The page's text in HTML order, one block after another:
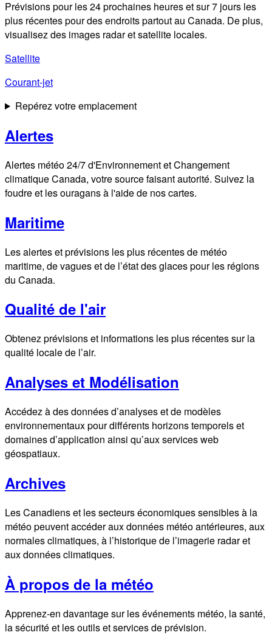
Prévisions pour les 24 prochaines heures et sur 7 jours les
plus récentes pour des endroits partout au Canada. De plus,
visualisez des images radar et satellite locales.
Satellite
Courant-jet
Repérez votre emplacement
Alertes
Alertes météo 24/7 d'Environnement et Changement
climatique Canada, votre source faisant autorité. Suivez la
foudre et les ouragans à l'aide de nos cartes.
Maritime
Les alertes et prévisions les plus récentes de météo
maritime, de vagues et de l’état des glaces pour les régions
du Canada.
Qualité de l'air
Obtenez prévisions et informations les plus récentes sur la
qualité locale de l’air.
Analyses et Modélisation
Accédez à des données d’analyses et de modèles
environnementaux pour différents horizons temporels et
domaines d’application ainsi qu’aux services web
géospatiaux.
Archives
Les Canadiens et les secteurs économiques sensibles à la
météo peuvent accéder aux données météo antérieures, aux
normales climatiques, à l’historique de l’imagerie radar et
aux données climatiques.
À propos de la météo
Apprenez-en davantage sur les événements météo, la santé,
la sécurité et les outils et services de prévision.